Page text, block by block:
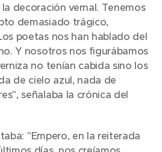
decoración vernal. Tenemos
demasiado trágico,
poetas nos han hablado del
Y nosotros nos figurábamos
no tenían cabida sino los
de cielo azul, nada de
señalaba la crónica del
"Empero, en la reiterada